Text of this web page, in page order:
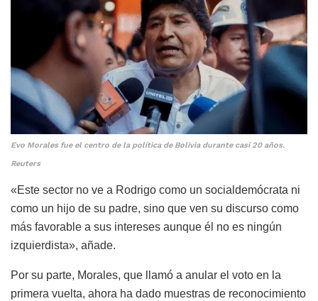
Evo Morales fue el centro de la política de Bolivia durante casi 20 años.
Reuters
«Este sector no ve a Rodrigo como un socialdemócrata ni
como un hijo de su padre, sino que ven su discurso como
más favorable a sus intereses aunque él no es ningún
izquierdista», añade.
Por su parte, Morales, que llamó a anular el voto en la
primera vuelta, ahora ha dado muestras de reconocimiento